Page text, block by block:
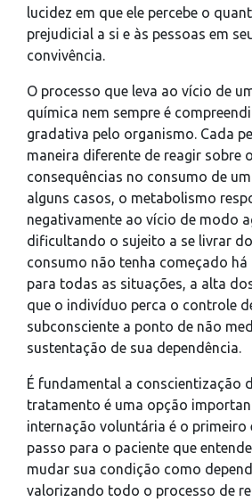
lucidez em que ele percebe o
prejudicial a si e às pessoas em
convivência.
O processo que leva ao vício de
química nem sempre é
gradativa pelo organismo. Cada
maneira diferente de reagir sobre
consequências no consumo de
alguns casos, o metabolismo
negativamente ao vício de modo
dificultando o sujeito a se livrar
consumo não tenha começado há
para todas as situações, a alta
que o indivíduo perca o controle
subconsciente a ponto de não
sustentação de sua dependência.
É fundamental a conscientização
tratamento é uma opção
internação voluntária é o primeiro
passo para o paciente que
mudar sua condição como
valorizando todo o processo de